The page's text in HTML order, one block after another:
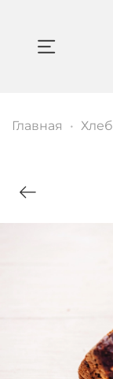
Главная Хлеб